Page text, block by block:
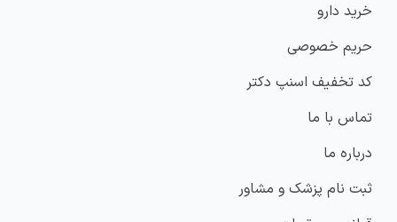
خرید دارو
حریم خصوصی
کد تخفیف اسنپ دکتر
تماس با ما
درباره ما
ثبت نام پزشک و مشاور